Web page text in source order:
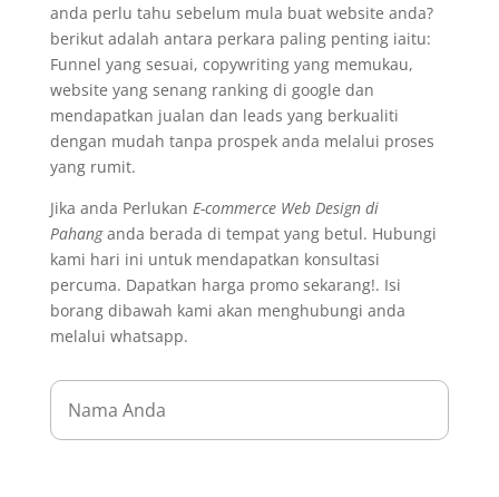
anda perlu tahu sebelum mula buat website anda?
berikut adalah antara perkara paling penting iaitu:
Funnel yang sesuai, copywriting yang memukau,
website yang senang ranking di google dan
mendapatkan jualan dan leads yang berkualiti
dengan mudah tanpa prospek anda melalui proses
yang rumit.
Jika anda Perlukan E-commerce Web Design di
Pahanganda berada di tempat yang betul. Hubungi
kami hari ini untuk mendapatkan konsultasi
percuma. Dapatkan harga promo sekarang!. Isi
borang dibawah kami akan menghubungi anda
melalui whatsapp.